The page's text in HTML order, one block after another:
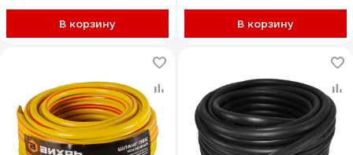
В корзину В корзину